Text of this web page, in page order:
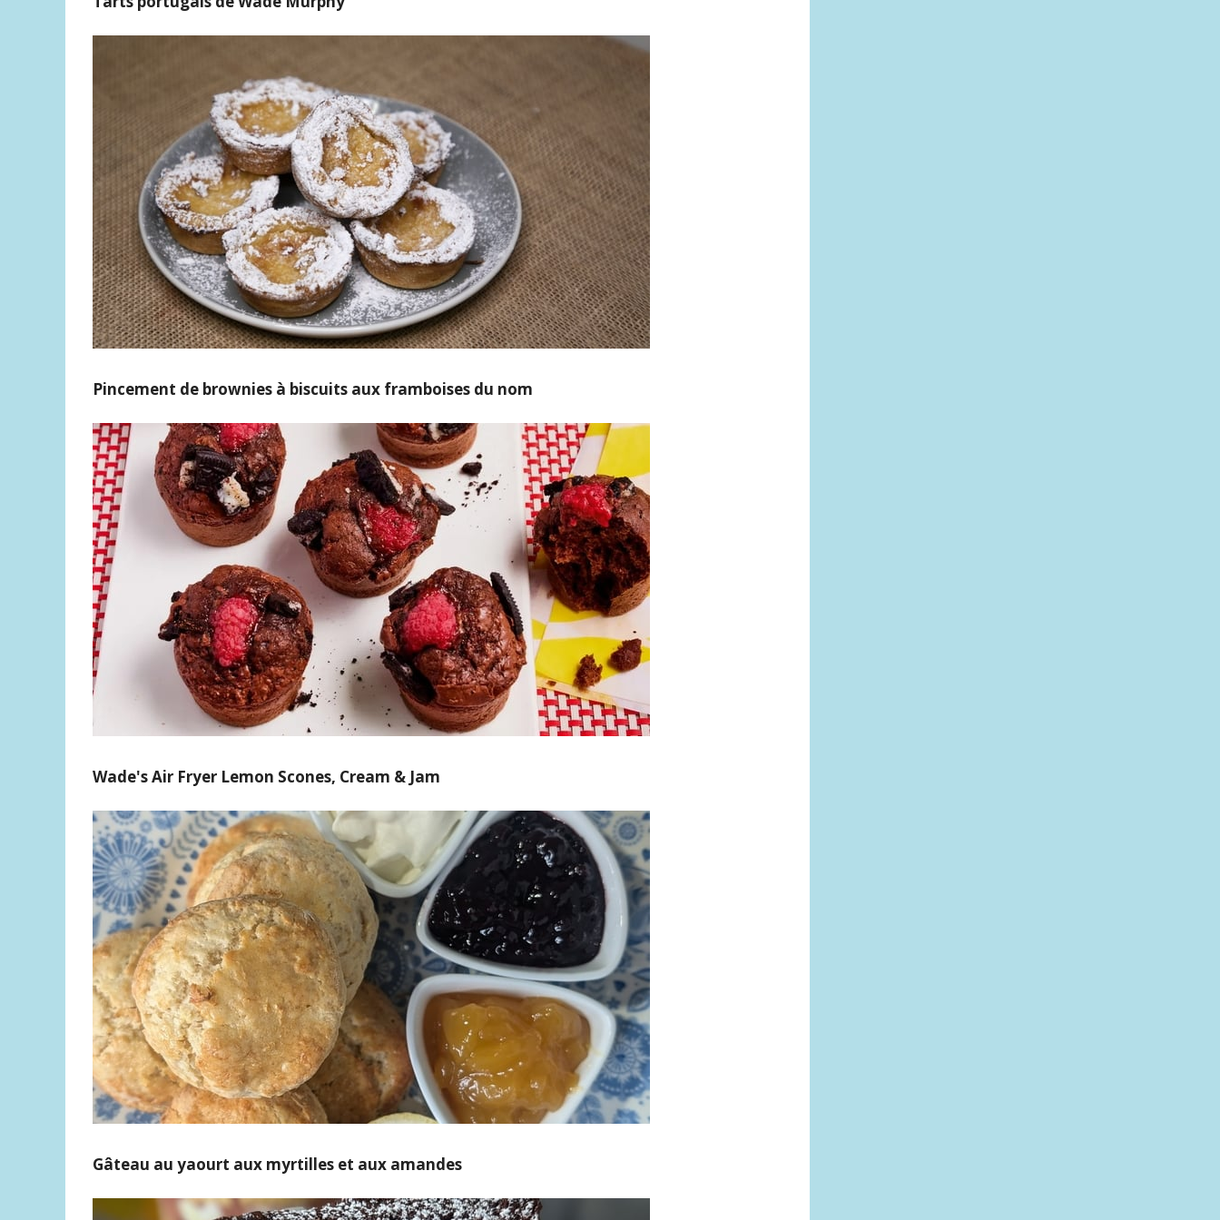
Pincement de brownies à biscuits aux framboises du nom
Wade's Air Fryer Lemon Scones, Cream & Jam
Gâteau au yaourt aux myrtilles et aux amandes